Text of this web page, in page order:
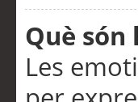
Què són
Les